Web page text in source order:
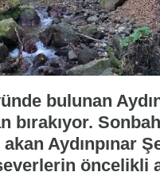
bulunan
bırakıyor.
Aydınpınar
öncelikli